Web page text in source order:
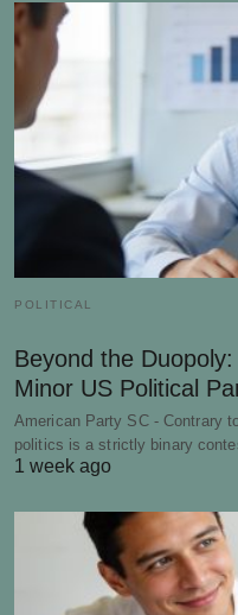
POLITICAL
Beyond the
Minor US Political
American Party SC - Contrary
politics is a strictly binary
1 week ago